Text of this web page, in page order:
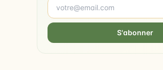
S'abonner